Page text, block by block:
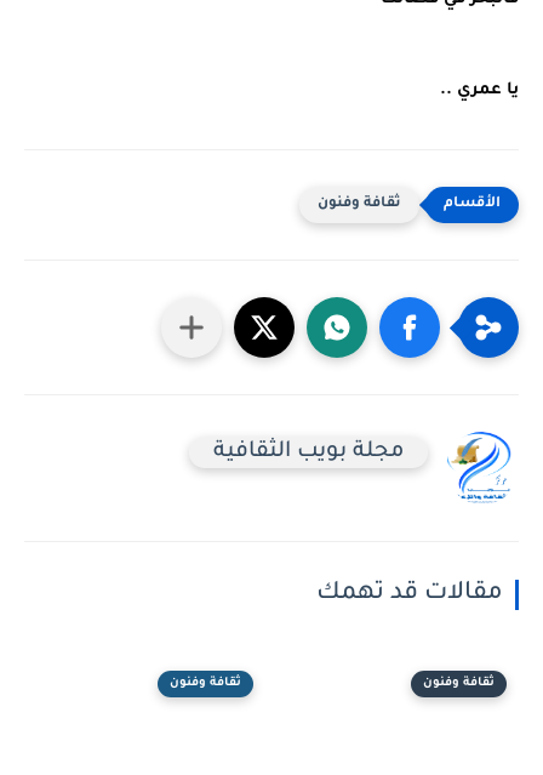
يا عمري ..
ثقافة وفنون
مجلة بويب الثقافية
مقالات قد تهمك
ثقافة وفنون ثقافة وفنون